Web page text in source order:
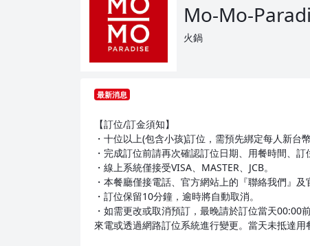
Mo-Mo-
火鍋
最新消息
【訂位/訂金須知】
・十位以上(包含小孩)訂位，需預先綁定每人新
・完成訂位前請再次確認訂位日期、用餐時間、訂
・線上系統僅接受VISA、MASTER、JCB。
・本餐廳僅接電話、官方網站上的『聯絡我們』
・訂位保留10分鐘，逾時將自動取消。
・如需更改或取消預訂，最晚請於訂位當天00:00前
來電或透過網路訂位系統進行變更。當天未抵達